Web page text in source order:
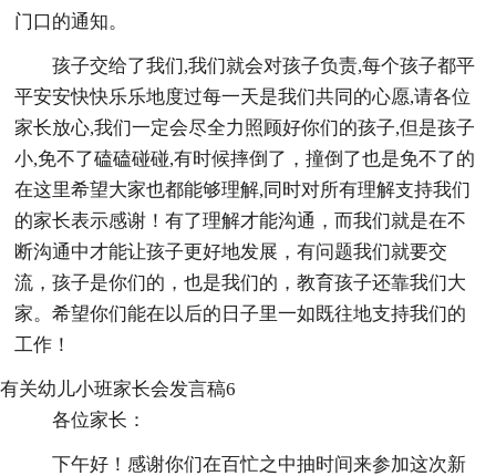
门口的通知。
孩子交给了我们,我们就会对孩子负责,每个孩子都平
平安安快快乐乐地度过每一天是我们共同的心愿,请各位
家长放心,我们一定会尽全力照顾好你们的孩子,但是孩子
小,免不了磕磕碰碰,有时候摔倒了，撞倒了也是免不了的
在这里希望大家也都能够理解,同时对所有理解支持我们
的家长表示感谢！有了理解才能沟通，而我们就是在不
断沟通中才能让孩子更好地发展，有问题我们就要交
流，孩子是你们的，也是我们的，教育孩子还靠我们大
家。希望你们能在以后的日子里一如既往地支持我们的
工作！
有关幼儿小班家长会发言稿6
各位家长：
下午好！感谢你们在百忙之中抽时间来参加这次新